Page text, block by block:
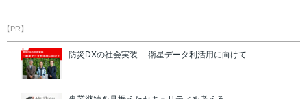
【PR】
防災DXの社会実装 －衛星データ利活用に向けて